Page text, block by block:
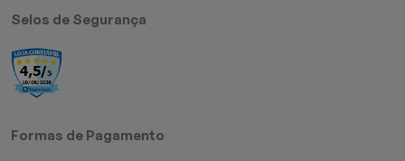
Selos de Segurança
Formas de Pagamento